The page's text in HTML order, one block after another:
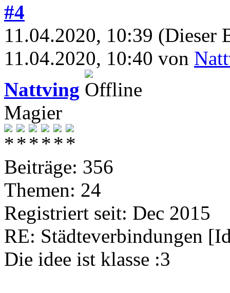
#4
11.04.2020, 10:39 (Dieser
11.04.2020, 10:40 von
Nattving
Magier
Beiträge: 356
Themen: 24
Registriert seit: Dec 2015
RE: Städteverbindungen
Die idee ist klasse :3